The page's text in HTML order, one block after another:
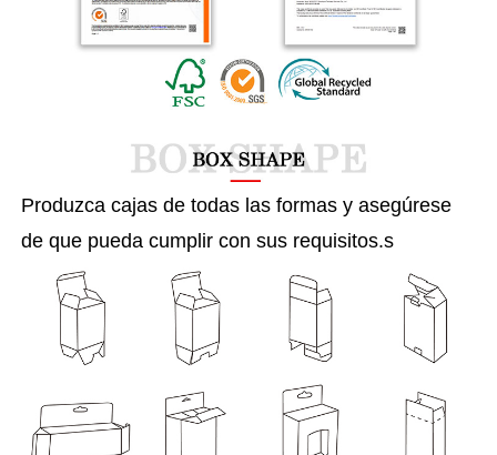
Produzca cajas de todas las formas y asegúrese
de que pueda cumplir con sus requisitos.s